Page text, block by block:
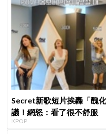
Secret新歌短片挨轟「醜
議！網怒：看了很不舒服
KPOP